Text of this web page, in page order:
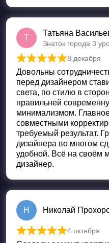
Т
Татьяна
Знаток города 3
Оценка 5из 5
8 декабря
Довольны
перед дизайнером
света, по стилю в
правильней
минимализмом.
совместными
требуемый результат.
дизайнера во многом
удобной. Всё на своём
дизайнер.
Н Николай
Оценка 5из 5
4 октября